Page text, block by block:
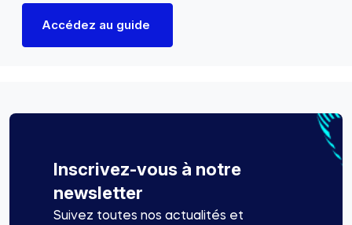
Accédez au guide
Inscrivez-vous à notre
newsletter
Suivez toutes nos actualités et